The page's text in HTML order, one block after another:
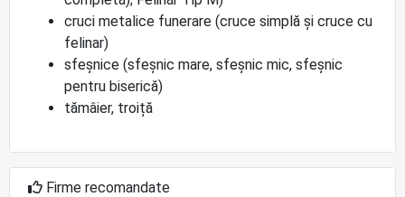
cruci metalice funerare (cruce simplă și cruce cu
felinar)
sfeșnice (sfeșnic mare, sfeșnic mic, sfeșnic
pentru biserică)
tămâier, troiță
Firme recomandate